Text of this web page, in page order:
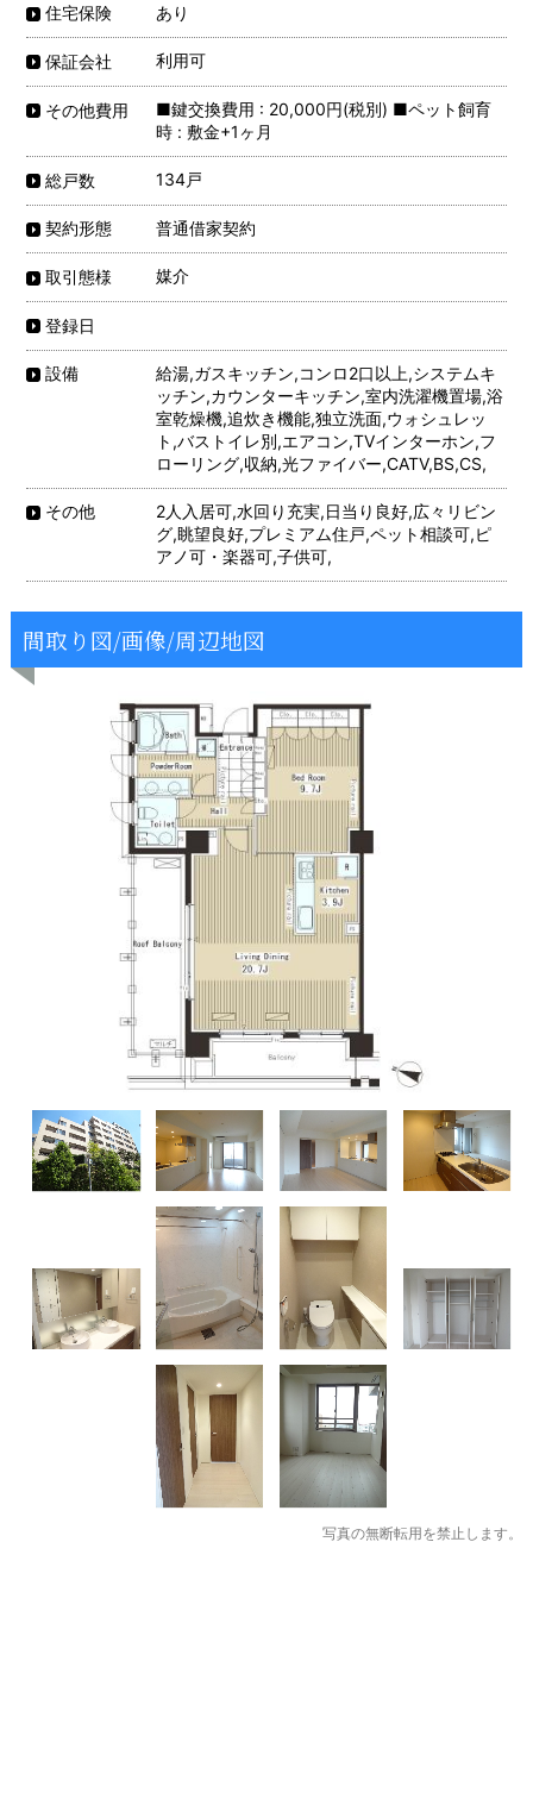
住宅保険 あり
保証会社 利用可
その他費用
■鍵交換費用 : 20,000円(税別) ■ペット飼育
時 : 敷金+1ヶ月
総戸数 134戸
契約形態 普通借家契約
取引態様 媒介
登録日
設備
給湯,ガスキッチン,コンロ2口以上,システムキ
ッチン,カウンターキッチン,室内洗濯機置場,浴
室乾燥機,追炊き機能,独立洗面,ウォシュレッ
ト,バストイレ別,エアコン,TVインターホン,フ
ローリング,収納,光ファイバー,CATV,BS,CS,
その他
2人入居可,水回り充実,日当り良好,広々リビン
グ,眺望良好,プレミアム住戸,ペット相談可,ピ
アノ可・楽器可,子供可,
間取り図/画像/周辺地図
写真の無断転用を禁止します。